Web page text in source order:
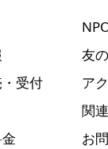
受付
友
ア
関
お